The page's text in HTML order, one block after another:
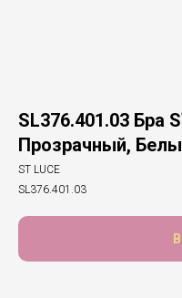
SL376.401.03 Бра
Прозрачный,
ST LUCE
SL376.401.03